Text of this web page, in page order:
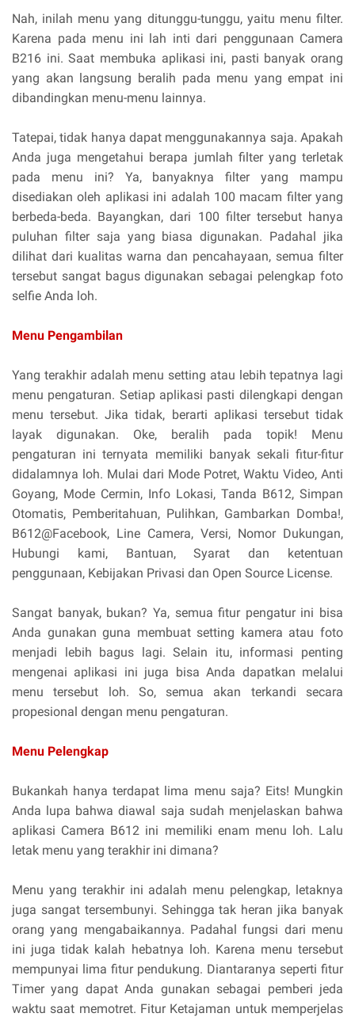
Nah, inilah menu yang ditunggu-tunggu, yaitu menu filter.
Karena pada menu ini lah inti dari penggunaan Camera
B216 ini. Saat membuka aplikasi ini, pasti banyak orang
yang akan langsung beralih pada menu yang empat ini
dibandingkan menu-menu lainnya.
Tatepai, tidak hanya dapat menggunakannya saja. Apakah
Anda juga mengetahui berapa jumlah filter yang terletak
pada menu ini? Ya, banyaknya filter yang mampu
disediakan oleh aplikasi ini adalah 100 macam filter yang
berbeda-beda. Bayangkan, dari 100 filter tersebut hanya
puluhan filter saja yang biasa digunakan. Padahal jika
dilihat dari kualitas warna dan pencahayaan, semua filter
tersebut sangat bagus digunakan sebagai pelengkap foto
selfie Anda loh.
Menu Pengambilan
Yang terakhir adalah menu setting atau lebih tepatnya lagi
menu pengaturan. Setiap aplikasi pasti dilengkapi dengan
menu tersebut. Jika tidak, berarti aplikasi tersebut tidak
layak digunakan. Oke, beralih pada topik! Menu
pengaturan ini ternyata memiliki banyak sekali fitur-fitur
didalamnya loh. Mulai dari Mode Potret, Waktu Video, Anti
Goyang, Mode Cermin, Info Lokasi, Tanda B612, Simpan
Otomatis, Pemberitahuan, Pulihkan, Gambarkan Domba!,
B612@Facebook, Line Camera, Versi, Nomor Dukungan,
Hubungi kami, Bantuan, Syarat dan ketentuan
penggunaan, Kebijakan Privasi dan Open Source License.
Sangat banyak, bukan? Ya, semua fitur pengatur ini bisa
Anda gunakan guna membuat setting kamera atau foto
menjadi lebih bagus lagi. Selain itu, informasi penting
mengenai aplikasi ini juga bisa Anda dapatkan melalui
menu tersebut loh. So, semua akan terkandi secara
propesional dengan menu pengaturan.
Menu Pelengkap
Bukankah hanya terdapat lima menu saja? Eits! Mungkin
Anda lupa bahwa diawal saja sudah menjelaskan bahwa
aplikasi Camera B612 ini memiliki enam menu loh. Lalu
letak menu yang terakhir ini dimana?
Menu yang terakhir ini adalah menu pelengkap, letaknya
juga sangat tersembunyi. Sehingga tak heran jika banyak
orang yang mengabaikannya. Padahal fungsi dari menu
ini juga tidak kalah hebatnya loh. Karena menu tersebut
mempunyai lima fitur pendukung. Diantaranya seperti fitur
Timer yang dapat Anda gunakan sebagai pemberi jeda
waktu saat memotret. Fitur Ketajaman untuk memperjelas